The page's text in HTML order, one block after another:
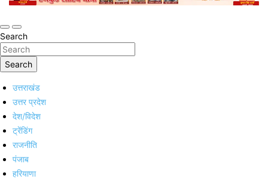
Search
Search
उत्तराखंड
उत्तर प्रदेश
देश/विदेश
ट्रेंडिंग
राजनीति
पंजाब
हरियाणा